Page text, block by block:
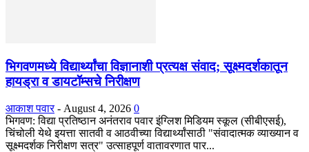
भिगवणमध्ये विद्यार्थ्यांचा विज्ञानाशी प्रत्यक्ष संवाद; सूक्ष्मदर्शकातून
हायड्रा व डायटॉम्सचे निरीक्षण
आकाश पवार - August 4, 2026 0
भिगवण: विद्या प्रतिष्ठान अनंतराव पवार इंग्लिश मिडियम स्कूल (सीबीएसई),
चिंचोली येथे इयत्ता सातवी व आठवीच्या विद्यार्थ्यांसाठी "संवादात्मक व्याख्यान व
सूक्ष्मदर्शक निरीक्षण सत्र" उत्साहपूर्ण वातावरणात पार...